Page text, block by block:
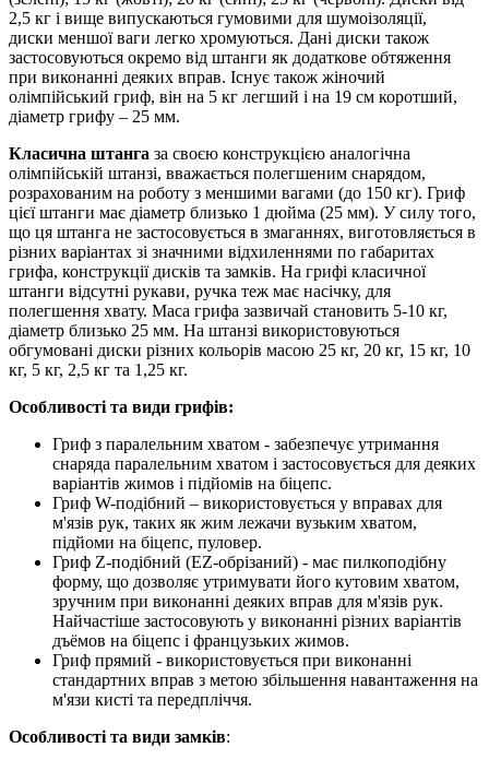
2,5 кг і вище випускаються гумовими для шумоізоляції,
диски меншої ваги легко хромуються. Дані диски також
застосовуються окремо від штанги як додаткове обтяження
при виконанні деяких вправ. Існує також жіночий
олімпійський гриф, він на 5 кг легший і на 19 см коротший,
діаметр грифу – 25 мм.
Класична штанга за своєю конструкцією аналогічна
олімпійській штанзі, вважається полегшеним снарядом,
розрахованим на роботу з меншими вагами (до 150 кг). Гриф
цієї штанги має діаметр близько 1 дюйма (25 мм). У силу того,
що ця штанга не застосовується в змаганнях, виготовляється в
різних варіантах зі значними відхиленнями по габаритах
грифа, конструкції дисків та замків. На грифі класичної
штанги відсутні рукави, ручка теж має насічку, для
полегшення хвату. Маса грифа зазвичай становить 5-10 кг,
діаметр близько 25 мм. На штанзі використовуються
обгумовані диски різних кольорів масою 25 кг, 20 кг, 15 кг, 10
кг, 5 кг, 2,5 кг та 1,25 кг.
Особливості та види грифів:
Гриф з паралельним хватом - забезпечує утримання
снаряда паралельним хватом і застосовується для деяких
варіантів жимов і підйомів на біцепс.
Гриф W-подібний – використовується у вправах для
м'язів рук, таких як жим лежачи вузьким хватом,
підйоми на біцепс, пуловер.
Гриф Z-подібний (EZ-обрізаний) - має пилкоподібну
форму, що дозволяє утримувати його кутовим хватом,
зручним при виконанні деяких вправ для м'язів рук.
Найчастіше застосовують у виконанні різних варіантів
дъёмов на біцепс і французьких жимов.
Гриф прямий - використовується при виконанні
стандартних вправ з метою збільшення навантаження на
м'язи кисті та передпліччя.
Особливості та види замків: